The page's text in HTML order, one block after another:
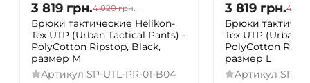
3 819 грн.4 020 грн.
Брюки тактические Helikon-
Tex UTP (Urban Tactical Pants) -
PolyCotton Ripstop, Black,
размер M
Артикул SP-UTL-PR-01-B04
3 819 грн.4 020
Брюки
Tex UTP (Urban
PolyCotton
размер L
Артикул SP-